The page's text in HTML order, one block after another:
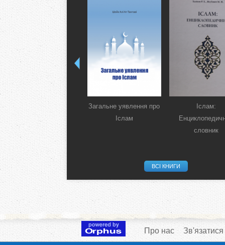
Загальне уявлення про
Іслам
Іслам:
словник
ВСІ КНИГИ
Про нас